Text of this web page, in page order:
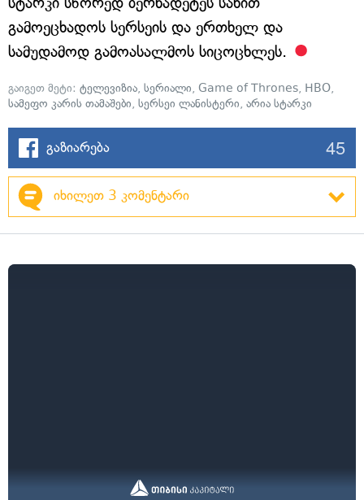
გამოეცხადოს სერსეის და ერთხელ და
სამუდამოდ გამოასალმოს სიცოცხლეს.
გაიგეთ მეტი: ტელევიზია, სერიალი, Game of Thrones, HBO,
სამეფო კარის თამაშები, სერსეი ლანისტერი, არია სტარკი
გაზიარება 45
იხილეთ 3 კომენტარი